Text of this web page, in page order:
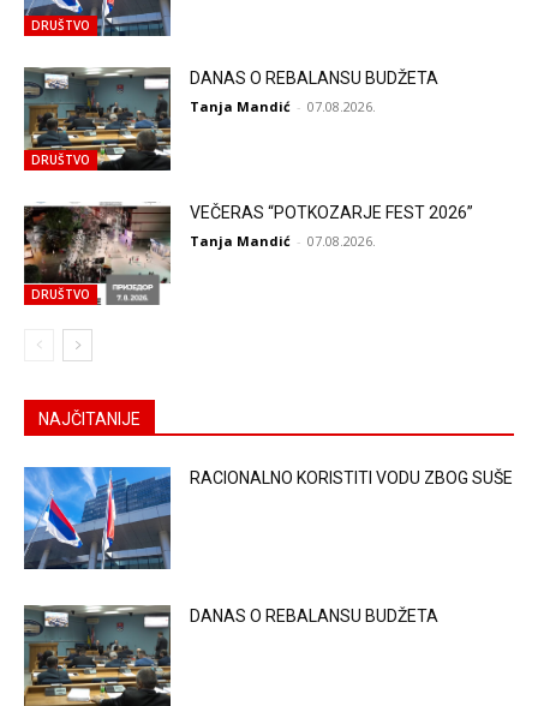
DRUŠTVO
DRUŠTVO
DANAS O REBALANSU BUDŽETA
Tanja Mandić - 07.08.2026.
DRUŠTVO
VEČERAS “POTKOZARJE FEST 2026”
Tanja Mandić - 07.08.2026.
NAJČITANIJE
RACIONALNO KORISTITI VODU ZBOG SUŠE
DANAS O REBALANSU BUDŽETA